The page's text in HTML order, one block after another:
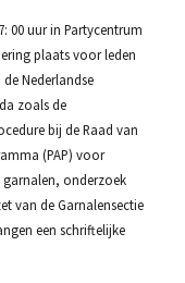
00 uur in Partycentrum
plaats voor leden
Nederlandse
zoals de
bij de Raad van
(PAP) voor
garnalen, onderzoek
van de Garnalensectie
een schriftelijke